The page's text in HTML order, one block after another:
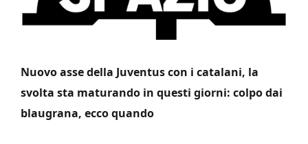
Nuovo asse della Juventus con i catalani, la
svolta sta maturando in questi giorni: colpo dai
blaugrana, ecco quando